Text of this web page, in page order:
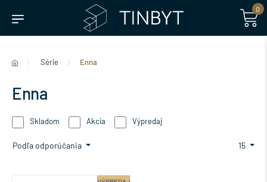
0
Série Enna
Enna
Skladom Akcia Výpredaj
Podľa odporúčania 15